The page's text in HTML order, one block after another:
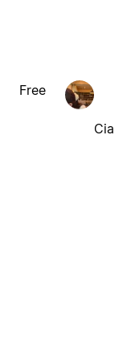
Free
Cia